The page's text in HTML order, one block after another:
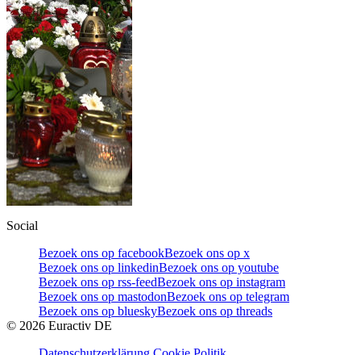
Social
Bezoek ons op facebookBezoek ons op x
Bezoek ons op linkedinBezoek ons op youtube
Bezoek ons op rss-feedBezoek ons op instagram
Bezoek ons op mastodonBezoek ons op telegram
Bezoek ons op blueskyBezoek ons op threads
© 2026 Euractiv DE